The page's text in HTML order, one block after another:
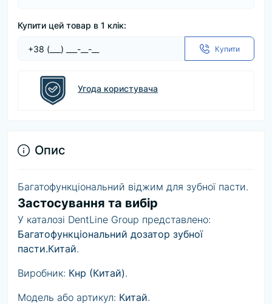
Купити цей товар в 1 клік:
Купити
Угода користувача
Опис
Багатофункціональний віджим для зубної пасти.
Застосування та вибір
У каталозі DentLine Group представлено:
Багатофункціональний дозатор зубної
пасти.Китай.
Виробник: Кнр (Китай).
Модель або артикул: Китай.